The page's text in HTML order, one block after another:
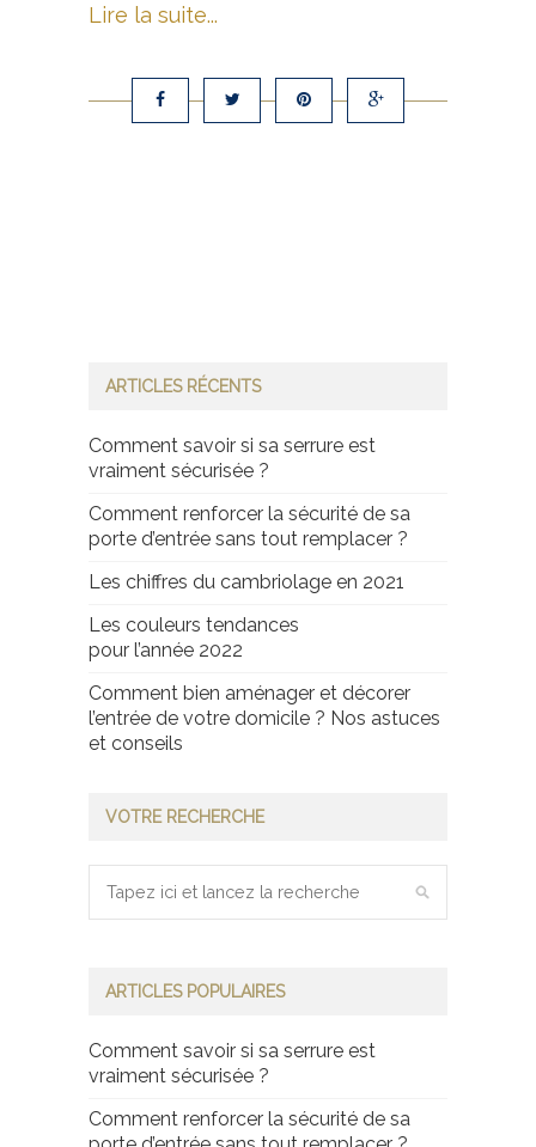
Lire la suite...
ARTICLES RÉCENTS
Comment savoir si sa serrure est
vraiment sécurisée ?
Comment renforcer la sécurité de sa
porte d’entrée sans tout remplacer ?
Les chiffres du cambriolage en 2021
Les couleurs tendances
pour l’année 2022
Comment bien aménager et décorer
l’entrée de votre domicile ? Nos astuces
et conseils
VOTRE RECHERCHE
ARTICLES POPULAIRES
Comment savoir si sa serrure est
vraiment sécurisée ?
Comment renforcer la sécurité de sa